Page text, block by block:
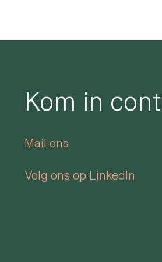
Kom in
Mail ons
Volg ons op LinkedIn